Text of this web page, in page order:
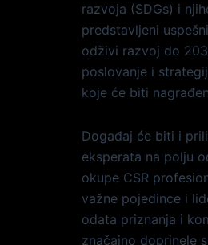
razvoja (SDGs) i
predstavljeni
odživi razvoj do
poslovanje i
koje će biti
Događaj će biti i
eksperata na polju
okupe CSR
važne pojedince i
odata priznanja i
značajno doprinele